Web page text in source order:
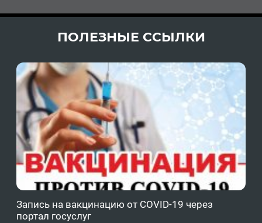
ПОЛЕЗНЫЕ ССЫЛКИ
Запись на вакцинацию от COVID-19 через
портал госуслуг